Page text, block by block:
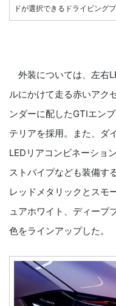
ドが選択できるドライビング
外装については、左右
ルにかけて走る赤いアク
ンダーに配したGTIエン
テリアを採用。また、ダ
LEDリアコンビネーショ
ストパイプなども装備す
レッドメタリックとスモ
ュアホワイト、ディープ
色をラインアップした。